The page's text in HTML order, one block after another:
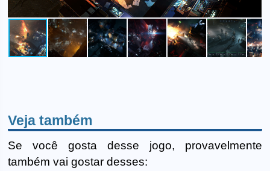
Veja também
Se você gosta desse jogo, provavelmente
também vai gostar desses: